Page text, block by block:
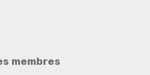
membres